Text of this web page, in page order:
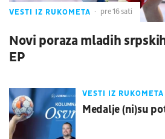
VESTI IZ RUKOMETA pre 16 sati
Novi poraza mladih
EP
VESTI IZ RUKOMETA
Medalje (ni)su